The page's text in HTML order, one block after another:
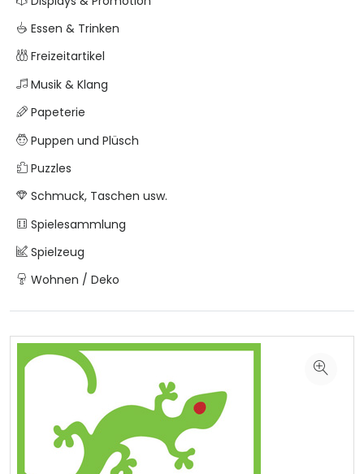
Essen & Trinken
Freizeitartikel
Musik & Klang
Papeterie
Puppen und Plüsch
Puzzles
Schmuck, Taschen usw.
Spielesammlung
Spielzeug
Wohnen / Deko